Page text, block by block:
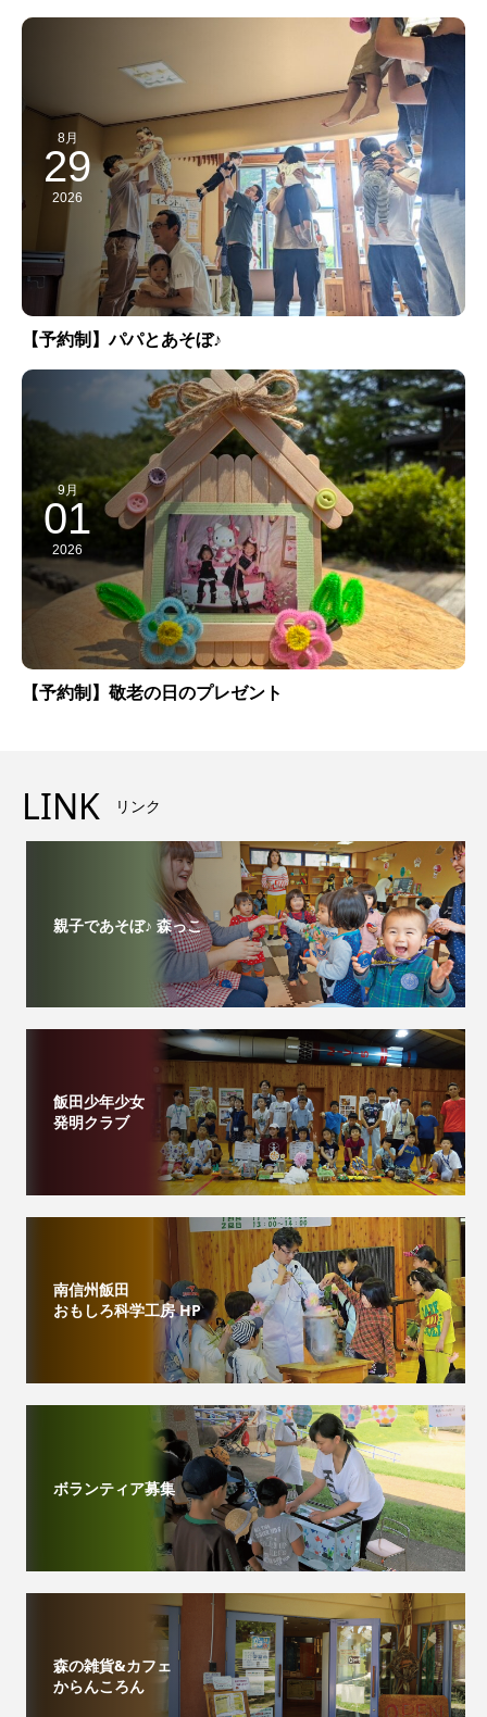
8月
29
2026
【予約制】パパとあそぼ♪
9月
01
2026
【予約制】敬老の日のプレゼント
LINK リンク
親子であそぼ♪ 森っこ
飯田少年少女
発明クラブ
南信州飯田
おもしろ科学工房 HP
ボランティア募集
森の雑貨&カフェ
からんころん